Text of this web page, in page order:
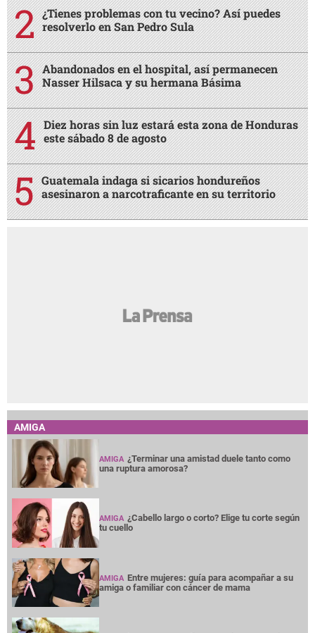
¿Tienes problemas con tu vecino? Así puedes
resolverlo en San Pedro Sula
Abandonados en el hospital, así permanecen
Nasser Hilsaca y su hermana Básima
Diez horas sin luz estará esta zona de Honduras
este sábado 8 de agosto
Guatemala indaga si sicarios hondureños
asesinaron a narcotraficante en su territorio
AMIGA
AMIGA ¿Terminar una amistad duele tanto como
una ruptura amorosa?
AMIGA ¿Cabello largo o corto? Elige tu corte según
tu cuello
AMIGA Entre mujeres: guía para acompañar a su
amiga o familiar con cáncer de mama